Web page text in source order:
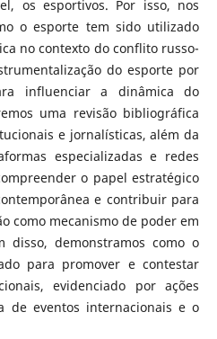
os esportivos. Por isso, nos
o esporte tem sido utilizado
no contexto do conflito russo-
do esporte por
influenciar a dinâmica do
uma revisão bibliográfica
e jornalísticas, além da
especializadas e redes
o papel estratégico
e contribuir para
como mecanismo de poder em
disso, demonstramos como o
para promover e contestar
evidenciado por ações
de eventos internacionais e o